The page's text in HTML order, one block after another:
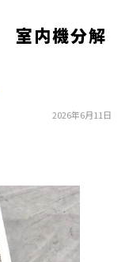
内機分解
2026年6月11日